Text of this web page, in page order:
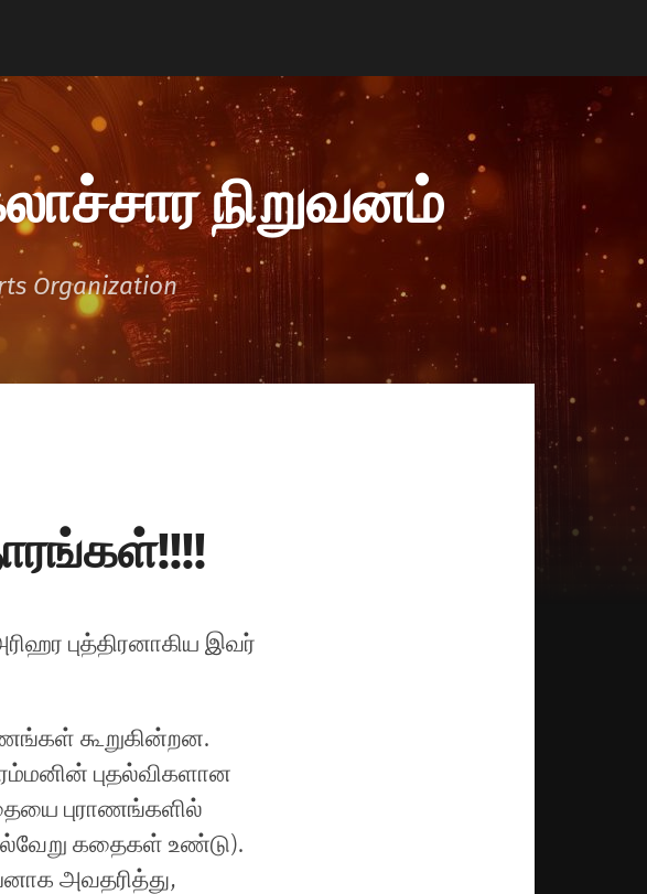
நிறுவனம்
Organization
புத்திரனாகிய இவர்
கூறுகின்றன.
புதல்விகளான
புராணங்களில்
கதைகள் உண்டு).
அவதரித்து,